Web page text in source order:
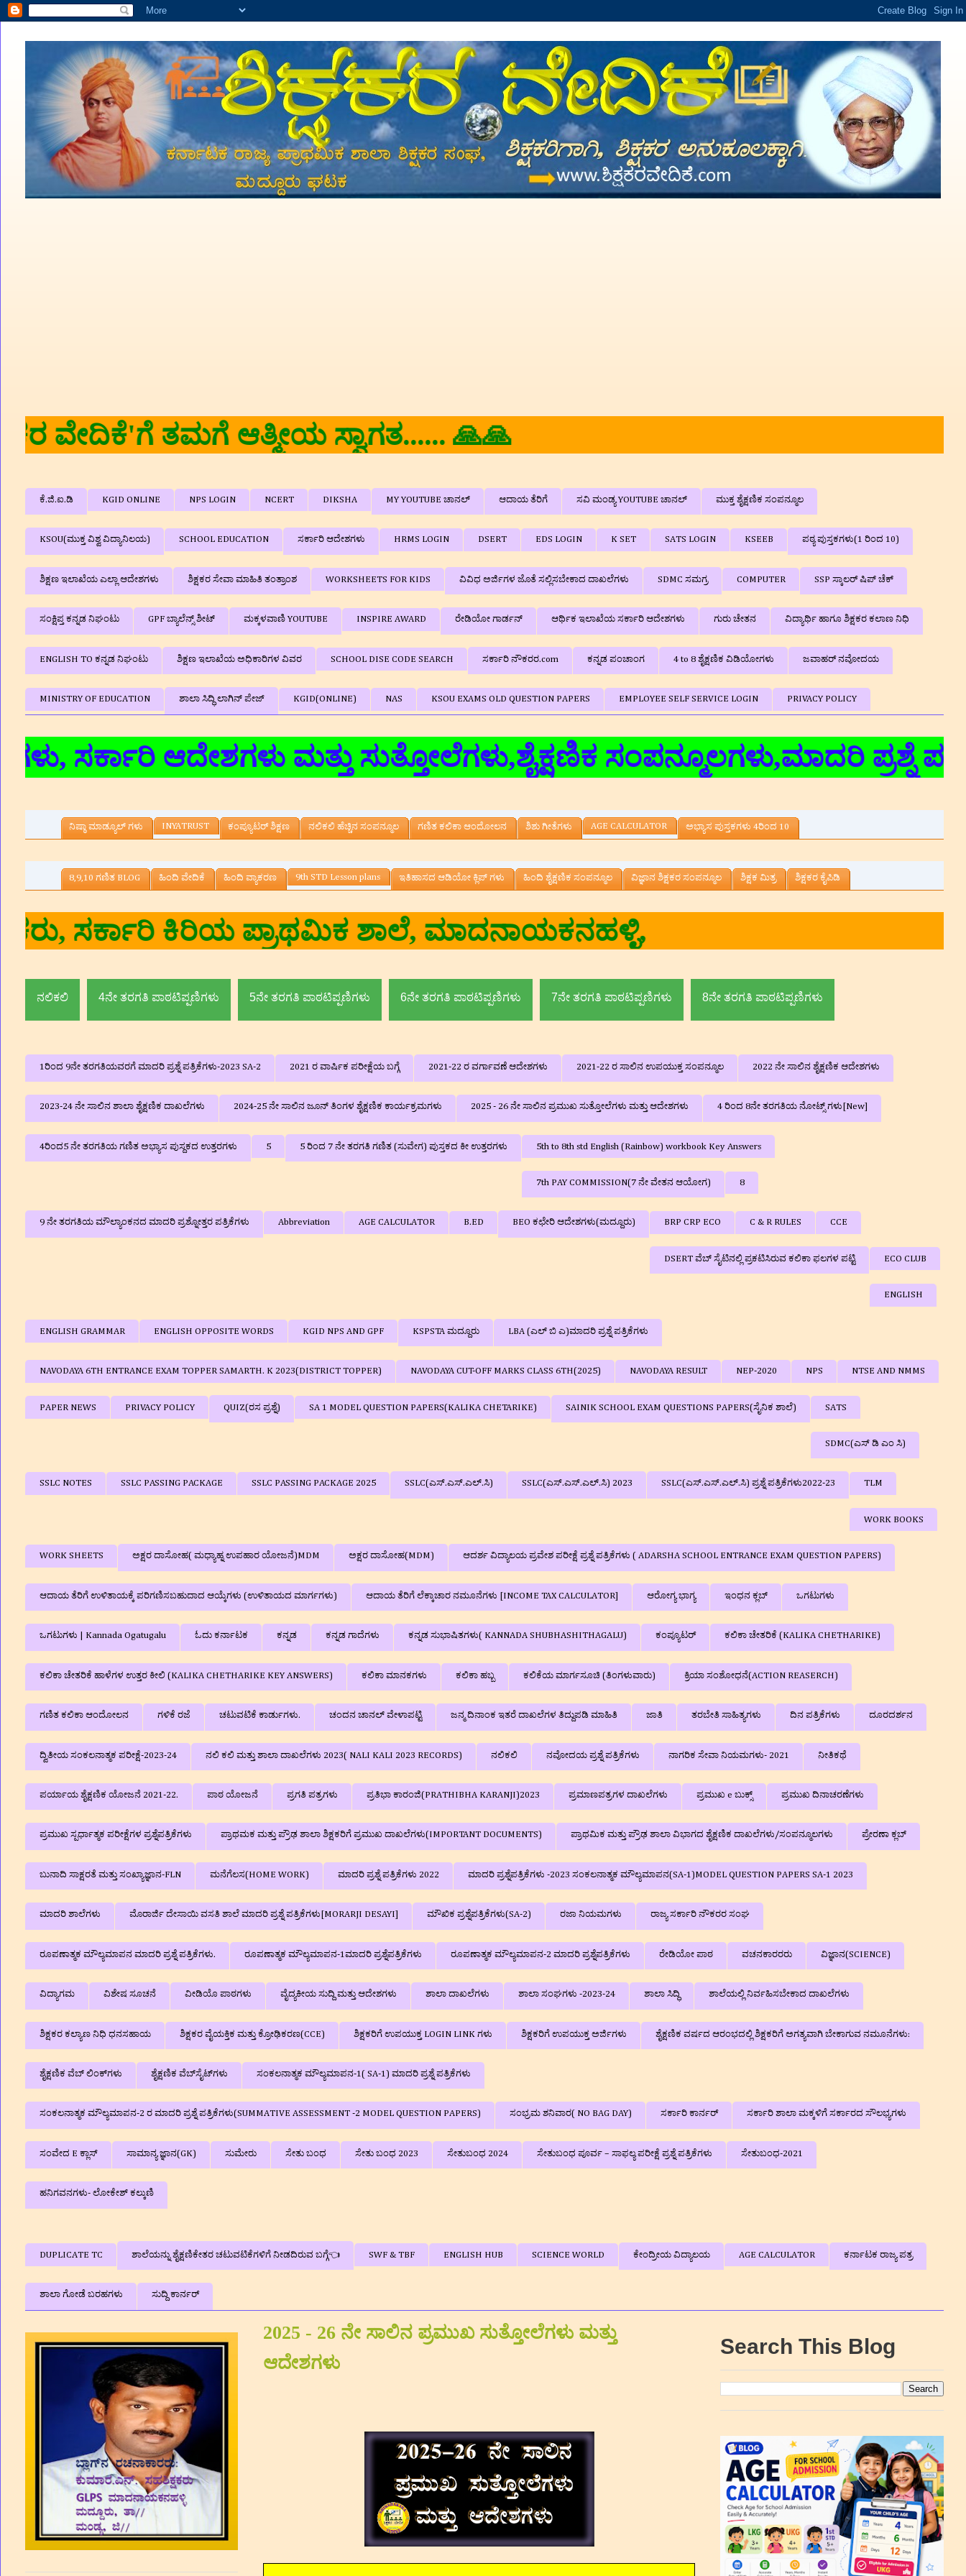
ತಮಗೆ ಆತ್ಮೀಯ ಸ್ವಾಗತ...... 🙏🙏
ಕೆ.ಜಿ.ಐ.ಡಿ KGID ONLINE NPS LOGIN NCERT DIKSHA MY YOUTUBE ಚಾನಲ್ ಆದಾಯ ತೆರಿಗೆ ಸವಿ ಮಂಡ್ಯ YOUTUBE ಚಾನಲ್ ಮುಕ್ತ ಶೈಕ್ಷಣಿಕ ಸಂಪನ್ಮೂಲ
KSOU(ಮುಕ್ತ ವಿಶ್ವ ವಿದ್ಯಾನಿಲಯ) SCHOOL EDUCATION ಸರ್ಕಾರಿ ಆದೇಶಗಳು HRMS LOGIN DSERT EDS LOGIN K SET SATS LOGIN KSEEB ಪಠ್ಯ ಪುಸ್ತಕಗಳು(1 ರಿಂದ 10)
ಶಿಕ್ಷಣ ಇಲಾಖೆಯ ಎಲ್ಲಾ ಆದೇಶಗಳು ಶಿಕ್ಷಕರ ಸೇವಾ ಮಾಹಿತಿ ತಂತ್ರಾಂಶ WORKSHEETS FOR KIDS ವಿವಿಧ ಅರ್ಜಿಗಳ ಜೊತೆ ಸಲ್ಲಿಸಬೇಕಾದ ದಾಖಲೆಗಳು SDMC ಸಮಗ್ರ COMPUTER SSP ಸ್ಕಾಲರ್ ಷಿಪ್‌ ಚೆಕ್
ಸಂಕ್ಷಿಪ್ತ ಕನ್ನಡ ನಿಘಂಟು GPF ಬ್ಯಾಲೆನ್ಸ್‌ ಶೀಟ್ ಮಕ್ಕಳವಾಣಿ YOUTUBE INSPIRE AWARD ರೇಡಿಯೋ ಗಾರ್ಡನ್ ಆರ್ಥಿಕ ಇಲಾಖೆಯ ಸರ್ಕಾರಿ ಆದೇಶಗಳು ಗುರು ಚೇತನ ವಿದ್ಯಾರ್ಥಿ ಹಾಗೂ ಶಿಕ್ಷಕರ ಕಲಾಣ ನಿಧಿ
ENGLISH TO ಕನ್ನಡ ನಿಘಂಟು ಶಿಕ್ಷಣ ಇಲಾಖೆಯ ಅಧಿಕಾರಿಗಳ ವಿವರ SCHOOL DISE CODE SEARCH ಸರ್ಕಾರಿ ನೌಕರರ.com ಕನ್ನಡ ಪಂಚಾಂಗ 4 to 8 ಶೈಕ್ಷಣಿಕ ವಿಡಿಯೋಗಳು ಜವಾಹರ್ ನವೋದಯ
MINISTRY OF EDUCATION ಶಾಲಾ ಸಿದ್ಧಿ ಲಾಗಿನ್‌ ಪೇಜ್ KGID(ONLINE) NAS KSOU EXAMS OLD QUESTION PAPERS EMPLOYEE SELF SERVICE LOGIN PRIVACY POLICY
ಆದೇಶಗಳು ಮತ್ತು ಸುತ್ತೋಲೆಗಳು,ಶೈಕ್ಷಣಿಕ ಸಂಪನ್ಮೂಲಗಳು,ಮಾದರಿ ಪ್ರಶ್ನೆ
ನಿಷ್ಠಾ ಮಾಡ್ಯೂಲ್ ಗಳು INYATRUST ಕಂಪ್ಯೂಟರ್‌ ಶಿಕ್ಷಣ ನಲಿಕಲಿ ಹೆಚ್ಚಿನ ಸಂಪನ್ಮೂಲ ಗಣಿತ ಕಲಿಕಾ ಆಂದೋಲನ ಶಿಶು ಗೀತೆಗಳು AGE CALCULATOR ಅಭ್ಯಾಸ ಪುಸ್ತಕಗಳು 4ರಿಂದ 10
8,9,10 ಗಣಿತ BLOG ಹಿಂದಿ ವೇದಿಕೆ ಹಿಂದಿ ವ್ಯಾಕರಣ 9th STD Lesson plans ಇತಿಹಾಸದ ಆಡಿಯೋ ಕ್ಲಿಪ್ ಗಳು ಹಿಂದಿ ಶೈಕ್ಷಣಿಕ ಸಂಪನ್ಮೂಲ ವಿಜ್ಞಾನ ಶಿಕ್ಷಕರ ಸಂಪನ್ಮೂಲ ಶಿಕ್ಷಕ ಮಿತ್ರ ಶಿಕ್ಷಕರ ಕೈಪಿಡಿ
ಸರ್ಕಾರಿ ಕಿರಿಯ ಪ್ರಾಥಮಿಕ ಶಾಲೆ, ಮಾದನಾಯಕನಹಳ್ಳಿ,
ನಲಿಕಲಿ 4ನೇ ತರಗತಿ ಪಾಠಟಿಪ್ಪಣಿಗಳು 5ನೇ ತರಗತಿ ಪಾಠಟಿಪ್ಪಣಿಗಳು 6ನೇ ತರಗತಿ ಪಾಠಟಿಪ್ಪಣಿಗಳು 7ನೇ ತರಗತಿ ಪಾಠಟಿಪ್ಪಣಿಗಳು 8ನೇ ತರಗತಿ ಪಾಠಟಿಪ್ಪಣಿಗಳು
1ರಿಂದ 9ನೇ ತರಗತಿಯವರಗೆ ಮಾದರಿ ಪ್ರಶ್ನೆ ಪತ್ರಿಕೆಗಳು-2023 SA-2 2021 ರ ವಾರ್ಷಿಕ ಪರೀಕ್ಷೆಯ ಬಗ್ಗೆ 2021-22 ರ ವರ್ಗಾವಣೆ ಆದೇಶಗಳು 2021-22 ರ ಸಾಲಿನ ಉಪಯುಕ್ತ ಸಂಪನ್ಮೂಲ 2022 ನೇ ಸಾಲಿನ ಶೈಕ್ಷಣಿಕ ಆದೇಶಗಳು
2023-24 ನೇ ಸಾಲಿನ ಶಾಲಾ ಶೈಕ್ಷಣಿಕ ದಾಖಲೆಗಳು 2024-25 ನೇ ಸಾಲಿನ ಜೂನ್‌ ತಿಂಗಳ ಶೈಕ್ಷಣಿಕ ಕಾರ್ಯಕ್ರಮಗಳು 2025 - 26 ನೇ ಸಾಲಿನ ಪ್ರಮುಖ ಸುತ್ತೋಲೆಗಳು ಮತ್ತು ಆದೇಶಗಳು 4 ರಿಂದ 8ನೇ ತರಗತಿಯ ನೋಟ್ಸ್ ಗಳು[New]
4ರಿಂದ5 ನೇ ತರಗತಿಯ ಗಣಿತ ಅಭ್ಯಾಸ ಪುಸ್ದಕದ ಉತ್ತರಗಳು 5 5 ರಿಂದ 7 ನೇ ತರಗತಿ ಗಣಿತ (ಸುವೇಗ) ಪುಸ್ತಕದ ಕೀ ಉತ್ತರಗಳು 5th to 8th std English (Rainbow) workbook Key Answers
7th PAY COMMISSION(7 ನೇ ವೇತನ ಆಯೋಗ) 8
9 ನೇ ತರಗತಿಯ ಮೌಲ್ಯಾಂಕನದ ಮಾದರಿ ಪ್ರಶ್ನೋತ್ತರ ಪತ್ರಿಕೆಗಳು Abbreviation AGE CALCULATOR B.ED BEO ಕಛೇರಿ ಆದೇಶಗಳು(ಮದ್ದೂರು) BRP CRP ECO C & R RULES CCE
DSERT ವೆಬ್ ಸೈಟಿನಲ್ಲಿ ಪ್ರಕಟಿಸಿರುವ ಕಲಿಕಾ ಫಲಗಳ ಪಟ್ಟಿ ECO CLUB
ENGLISH
ENGLISH GRAMMAR ENGLISH OPPOSITE WORDS KGID NPS AND GPF KSPSTA ಮದ್ದೂರು LBA (ಎಲ್ ಬಿ ಎ)ಮಾದರಿ ಪ್ರಶ್ನೆ ಪತ್ರಿಕೆಗಳು
NAVODAYA 6TH ENTRANCE EXAM TOPPER SAMARTH. K 2023(DISTRICT TOPPER) NAVODAYA CUT-OFF MARKS CLASS 6TH(2025) NAVODAYA RESULT NEP-2020 NPS NTSE AND NMMS
PAPER NEWS PRIVACY POLICY QUIZ(ರಸ ಪ್ರಶ್ನೆ) SA 1 MODEL QUESTION PAPERS(KALIKA CHETARIKE) SAINIK SCHOOL EXAM QUESTIONS PAPERS(ಸೈನಿಕ ಶಾಲೆ) SATS
SDMC(ಎಸ್ ಡಿ ಎಂ ಸಿ)
SSLC NOTES SSLC PASSING PACKAGE SSLC PASSING PACKAGE 2025 SSLC(ಎಸ್.ಎಸ್.ಎಲ್.ಸಿ) SSLC(ಎಸ್.ಎಸ್.ಎಲ್.ಸಿ) 2023 SSLC(ಎಸ್.ಎಸ್.ಎಲ್.ಸಿ) ಪ್ರಶ್ನೆ ಪತ್ರಿಕೆಗಳು2022-23 TLM
WORK BOOKS
WORK SHEETS ಅಕ್ಷರ ದಾಸೋಹ( ಮಧ್ಯಾಹ್ನ ಉಪಹಾರ ಯೋಜನೆ)MDM ಅಕ್ಷರ ದಾಸೋಹ(MDM) ಆದರ್ಶ ವಿದ್ಯಾಲಯ ಪ್ರವೇಶ ಪರೀಕ್ಷೆ ಪ್ರಶ್ನೆ ಪತ್ರಿಕೆಗಳು ( ADARSHA SCHOOL ENTRANCE EXAM QUESTION PAPERS)
ಆದಾಯ ತೆರಿಗೆ ಉಳಿತಾಯಕ್ಕೆ ಪರಿಗಣಿಸಬಹುದಾದ ಆಯ್ಕೆಗಳು (ಉಳಿತಾಯದ ಮಾರ್ಗಗಳು) ಆದಾಯ ತೆರಿಗೆ ಲೆಕ್ಕಾಚಾರ ನಮೂನೆಗಳು [INCOME TAX CALCULATOR] ಆರೋಗ್ಯ ಭಾಗ್ಯ ಇಂಧನ ಕ್ಲಬ್‌ ಒಗಟುಗಳು
ಒಗಟುಗಳು | Kannada Ogatugalu ಓದು ಕರ್ನಾಟಕ ಕನ್ನಡ ಕನ್ನಡ ಗಾದೆಗಳು ಕನ್ನಡ ಸುಭಾಷಿತಗಳು( KANNADA SHUBHASHITHAGALU) ಕಂಪ್ಯೂಟರ್ ಕಲಿಕಾ ಚೇತರಿಕೆ (KALIKA CHETHARIKE)
ಕಲಿಕಾ ಚೇತರಿಕೆ ಹಾಳೆಗಳ ಉತ್ತರ ಕೀಲಿ (KALIKA CHETHARIKE KEY ANSWERS) ಕಲಿಕಾ ಮಾನಕಗಳು ಕಲಿಕಾ ಹಬ್ಬ ಕಲಿಕೆಯ ಮಾರ್ಗಸೂಚಿ (ತಿಂಗಳುವಾರು) ಕ್ರಿಯಾ ಸಂಶೋಧನೆ(ACTION REASERCH)
ಗಣಿತ ಕಲಿಕಾ ಆಂದೋಲನ ಗಳಿಕೆ ರಜೆ ಚಟುವಟಿಕೆ ಕಾರ್ಡುಗಳು. ಚಂದನ ಚಾನಲ್‌ ವೇಳಾಪಟ್ಟಿ ಜನ್ಮ ದಿನಾಂಕ ಇತರೆ ದಾಖಲೆಗಳ ತಿದ್ದುಪಡಿ ಮಾಹಿತಿ ಜಾತಿ ತರಬೇತಿ ಸಾಹಿತ್ಯಗಳು ದಿನ ಪತ್ರಿಕೆಗಳು ದೂರದರ್ಶನ
ದ್ವಿತೀಯ ಸಂಕಲನಾತ್ಮಕ ಪರೀಕ್ಷೆ-2023-24 ನಲಿ ಕಲಿ ಮತ್ತು ಶಾಲಾ ದಾಖಲೆಗಳು 2023( NALI KALI 2023 RECORDS) ನಲಿಕಲಿ ನವೋದಯ ಪ್ರಶ್ನೆ ಪತ್ರಿಕೆಗಳು ನಾಗರಿಕ ಸೇವಾ ನಿಯಮಗಳು- 2021 ನೀತಿಕಥೆ
ಪರ್ಯಾಯ ಶೈಕ್ಷಣಿಕ ಯೋಜನೆ 2021-22. ಪಾಠ ಯೋಜನೆ ಪ್ರಗತಿ ಪತ್ರಗಳು ಪ್ರತಿಭಾ ಕಾರಂಜಿ(PRATHIBHA KARANJI)2023 ಪ್ರಮಾಣಪತ್ರಗಳ ದಾಖಲೆಗಳು ಪ್ರಮುಖ e ಬುಕ್ಸ್ ಪ್ರಮುಖ ದಿನಾಚರಣೆಗಳು
ಪ್ರಮುಖ ಸ್ಪರ್ಧಾತ್ಮಕ ಪರೀಕ್ಷೆಗಳ ಪ್ರಶ್ನೆಪತ್ರಿಕೆಗಳು ಪ್ರಾಥಮಕ ಮತ್ತು ಪ್ರೌಢ ಶಾಲಾ ಶಿಕ್ಷಕರಿಗೆ ಪ್ರಮುಖ ದಾಖಲೆಗಳು(IMPORTANT DOCUMENTS) ಪ್ರಾಥಮಿಕ ಮತ್ತು ಪ್ರೌಢ ಶಾಲಾ ವಿಭಾಗದ ಶೈಕ್ಷಣಿಕ ದಾಖಲೆಗಳು/ಸಂಪನ್ಮೂಲಗಳು ಪ್ರೇರಣಾ ಕ್ಲಬ್
ಬುನಾದಿ ಸಾಕ್ಷರತೆ ಮತ್ತು ಸಂಖ್ಯಾಜ್ಞಾನ-FLN ಮನೆಗೆಲಸ(HOME WORK) ಮಾದರಿ ಪ್ರಶ್ನೆ ಪತ್ರಿಕೆಗಳು 2022 ಮಾದರಿ ಪ್ರಶ್ನೆಪತ್ರಿಕೆಗಳು -2023 ಸಂಕಲನಾತ್ಮಕ ಮೌಲ್ಯಮಾಪನ(SA-1)MODEL QUESTION PAPERS SA-1 2023
ಮಾದರಿ ಶಾಲೆಗಳು ಮೊರಾರ್ಜಿ ದೇಸಾಯಿ ವಸತಿ ಶಾಲೆ ಮಾದರಿ ಪ್ರಶ್ನೆ ಪತ್ರಿಕೆಗಳು[MORARJI DESAYI] ಮೌಖಿಕ ಪ್ರಶ್ನೆಪತ್ರಿಕೆಗಳು(SA-2) ರಜಾ ನಿಯಮಗಳು ರಾಜ್ಯ ಸರ್ಕಾರಿ ನೌಕರರ ಸಂಘ
ರೂಪಣಾತ್ಮಕ ಮೌಲ್ಯಮಾಪನ ಮಾದರಿ ಪ್ರಶ್ನೆ ಪತ್ರಿಕೆಗಳು. ರೂಪಣಾತ್ಮಕ ಮೌಲ್ಯಮಾಪನ-1ಮಾದರಿ ಪ್ರಶ್ನೆಪತ್ರಿಕೆಗಳು ರೂಪಣಾತ್ಮಕ ಮೌಲ್ಯಮಾಪನ-2 ಮಾದರಿ ಪ್ರಶ್ನೆಪತ್ರಿಕೆಗಳು ರೇಡಿಯೋ ಪಾಠ ವಚನಕಾರರರು ವಿಜ್ಞಾನ(SCIENCE)
ವಿದ್ಯಾಗಮ ವಿಶೇಷ ಸೂಚನೆ ವೀಡಿಯೊ ಪಾಠಗಳು ವೈದ್ಯಕೀಯ ಸುದ್ದಿ ಮತ್ತು ಆದೇಶಗಳು ಶಾಲಾ ದಾಖಲೆಗಳು ಶಾಲಾ ಸಂಘಗಳು -2023-24 ಶಾಲಾ ಸಿದ್ಧಿ ಶಾಲೆಯಲ್ಲಿ ನಿರ್ವಹಿಸಬೇಕಾದ ದಾಖಲೆಗಳು
ಶಿಕ್ಷಕರ ಕಲ್ಯಾಣ ನಿಧಿ ಧನಸಹಾಯ ಶಿಕ್ಷಕರ ವೈಯಕ್ತಿಕ ಮತ್ತು ಕ್ರೋಢಿಕರಣ(CCE) ಶಿಕ್ಷಕರಿಗೆ ಉಪಯುಕ್ತ LOGIN LINK ಗಳು ಶಿಕ್ಷಕರಿಗೆ ಉಪಯುಕ್ತ ಅರ್ಜಿಗಳು ಶೈಕ್ಷಣಿಕ ವರ್ಷದ ಆರಂಭದಲ್ಲಿ ಶಿಕ್ಷಕರಿಗೆ ಅಗತ್ಯವಾಗಿ ಬೇಕಾಗುವ ನಮೂನೆಗಳು:
ಶೈಕ್ಷಣಿಕ ವೆಬ್‌ ಲಿಂಕ್‌ಗಳು ಶೈಕ್ಷಣಿಕ ವೆಬ್‌ಸೈಟ್‌ಗಳು ಸಂಕಲನಾತ್ಮಕ ಮೌಲ್ಯಮಾಪನ-1( SA-1) ಮಾದರಿ ಪ್ರಶ್ನೆ ಪತ್ರಿಕೆಗಳು
ಸಂಕಲನಾತ್ಮಕ ಮೌಲ್ಯಮಾಪನ-2 ರ ಮಾದರಿ ಪ್ರಶ್ನೆ ಪತ್ರಿಕೆಗಳು(SUMMATIVE ASSESSMENT -2 MODEL QUESTION PAPERS) ಸಂಭ್ರಮ ಶನಿವಾರ( NO BAG DAY) ಸರ್ಕಾರಿ ಕಾರ್ನರ್ ಸರ್ಕಾರಿ ಶಾಲಾ ಮಕ್ಕಳಿಗೆ ಸರ್ಕಾರದ ಸೌಲಭ್ಯಗಳು
ಸಂವೇದ E ಕ್ಲಾಸ್ ಸಾಮಾನ್ಯ ಜ್ಞಾನ(GK) ಸುಮೇರು ಸೇತು ಬಂಧ ಸೇತು ಬಂಧ 2023 ಸೇತುಬಂಧ 2024 ಸೇತುಬಂಧ ಪೂರ್ವ – ಸಾಫಲ್ಯ ಪರೀಕ್ಷೆ ಪ್ರಶ್ನೆ ಪತ್ರಿಕೆಗಳು ಸೇತುಬಂಧ-2021
ಹನಿಗವನಗಳು- ಲೋಕೇಶ್ ಕಲ್ಕುಣಿ
DUPLICATE TC ಶಾಲೆಯನ್ನು ಶೈಕ್ಷಣಿಕೇತರ ಚಟುವಟಿಕೆಗಳಿಗೆ ನೀಡದಿರುವ ಬಗ್ಗೆ👈 SWF & TBF ENGLISH HUB SCIENCE WORLD ಕೇಂದ್ರೀಯ ವಿದ್ಯಾಲಯ AGE CALCULATOR ಕರ್ನಾಟಕ ರಾಜ್ಯ ಪತ್ರ
ಶಾಲಾ ಗೋಡೆ ಬರಹಗಳು ಸುದ್ದಿ ಕಾರ್ನರ್
2025 - 26 ನೇ ಸಾಲಿನ ಪ್ರಮುಖ ಸುತ್ತೋಲೆಗಳು ಮತ್ತು
ಆದೇಶಗಳು
Search This Blog